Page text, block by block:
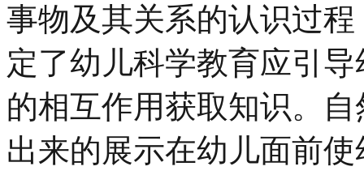
事物及其关系的认识过
定了幼儿科学教育应引
的相互作用获取知识。
出来的展示在幼儿面前